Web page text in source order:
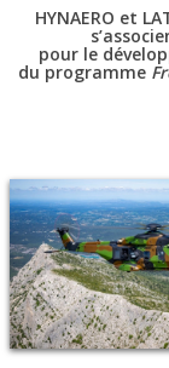
HYNAERO et
pour le
du programme